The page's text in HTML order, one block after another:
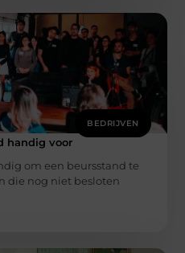
BEDRIJVEN
handig voor
om een beursstand te
die nog niet besloten